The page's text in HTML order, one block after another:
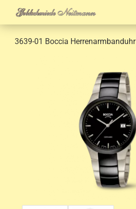
3639-01 Boccia Herrenarmbanduhr